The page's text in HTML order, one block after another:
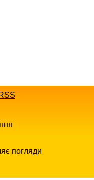
погляди